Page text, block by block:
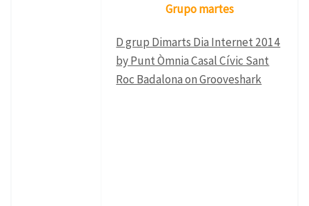
Grupo martes
D grup Dimarts Dia Internet 2014
by Punt Òmnia Casal Cívic Sant
Roc Badalona on Grooveshark